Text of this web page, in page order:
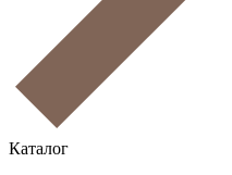
Каталог